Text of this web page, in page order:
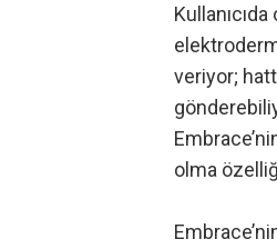
veriyor;
olma